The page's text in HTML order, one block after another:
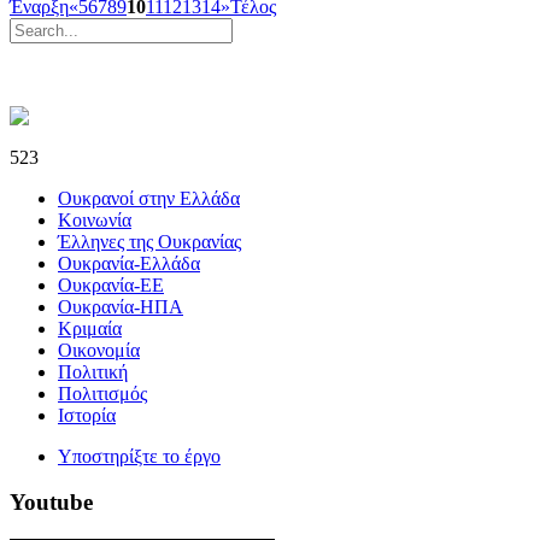
Έναρξη«567891011121314»Τέλος
523
Ουκρανοί στην Ελλάδα
Κοινωνία
Έλληνες της Ουκρανίας
Ουκρανία-Ελλάδα
Ουκρανία-ΕΕ
Ουκρανία-ΗΠΑ
Κριμαία
Οικονομία
Πολιτική
Πολιτισμός
Ιστορία
Υποστηρίξτε το έργο
Youtube